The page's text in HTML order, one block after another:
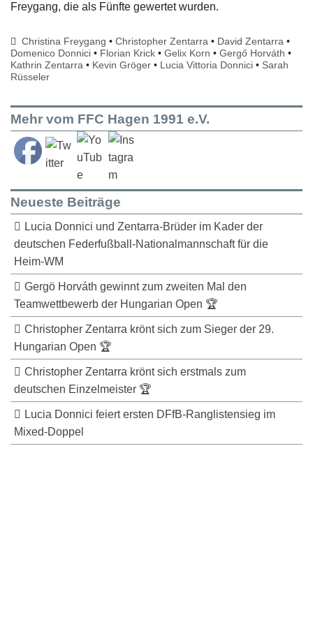
Freygang, die als Fünfte gewertet wurden.
Christina Freygang •Christopher Zentarra • David Zentarra •
Domenico Donnici • Florian Krick • Gelix Korn • Gergő Horváth •
Kathrin Zentarra • Kevin Gröger • Lucia Vittoria Donnici • Sarah
Rüsseler
Mehr vom FFC Hagen 1991 e.V.
Neueste Beiträge
Lucia Donnici und Zentarra-Brüder im Kader der
deutschen Federfußball-Nationalmannschaft für die
Heim-WM
Gergö Horváth gewinnt zum zweiten Mal den
Teamwettbewerb der Hungarian Open 🏆
Christopher Zentarra krönt sich zum Sieger der 29.
Hungarian Open 🏆
Christopher Zentarra krönt sich erstmals zum
deutschen Einzelmeister 🏆
Lucia Donnici feiert ersten DFfB-Ranglistensieg im
Mixed-Doppel